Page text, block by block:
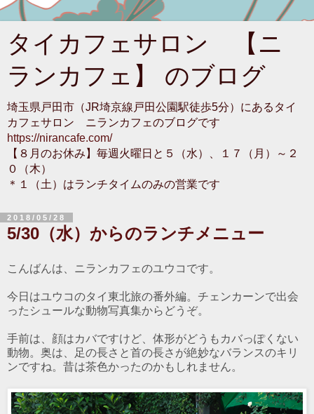
タイカフェサロン 【ニ
ランカフェ】 のブログ
埼玉県戸田市（JR埼京線戸田公園駅徒歩5分）にあるタイ
カフェサロン ニランカフェのブログです
https://nirancafe.com/
【８月のお休み】毎週火曜日と５（水）、１７（月）～２
０（木）
＊１（土）はランチタイムのみの営業です
2018/05/28
5/30（水）からのランチメニュー
こんばんは、ニランカフェのユウコです。
今日はユウコのタイ東北旅の番外編。チェンカーンで出会
ったシュールな動物写真集からどうぞ。
手前は、顔はカバですけど、体形がどうもカバっぽくない
動物。奥は、足の長さと首の長さが絶妙なバランスのキリ
ンですね。昔は茶色かったのかもしれません。